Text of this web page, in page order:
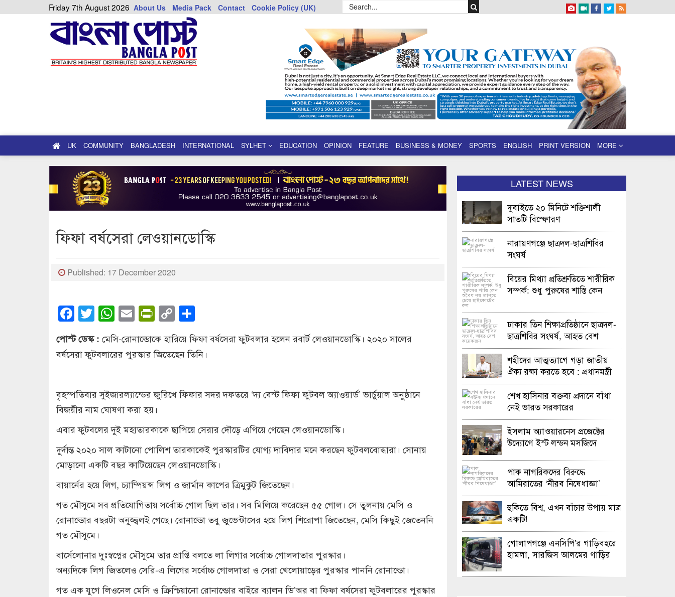
Friday 7th August 2026 About Us Media Pack Contact Cookie Policy (UK)
UK COMMUNITY BANGLADESH INTERNATIONAL SYLHET EDUCATION OPINION FEATURE BUSINESS & MONEY SPORTS ENGLISH PRINT VERSION MORE
ফিফা বর্ষসেরা লেওয়ানডোস্কি
Published: 17 December 2020
Facebook
Twitter
WhatsApp
EmailPrintFriendly
Copy
Link
পোস্ট ডেস্ক : মেসি-রোনাল্ডোকে হারিয়ে ফিফা বর্ষসেরা ফুটবলার হলেন রবার্ট লেওয়ানডোস্কি। ২০২০ সালের
বর্ষসেরা ফুটবলারের পুরস্কার জিতেছেন তিনি।
বৃহস্পতিবার সুইজারল্যান্ডের জুরিখে ফিফার সদর দফতরে ‘দ্য বেস্ট ফিফা ফুটবল অ্যাওয়ার্ড’ ভার্চুয়াল অনুষ্ঠানে
বিজয়ীর নাম ঘোষণা করা হয়।
এবার ফুটবলের দুই মহাতারকাকে ছাপিয়ে সেরার দৌড়ে এগিয়ে গেছেন লেওয়ানডোস্কি।
দুর্দান্ত ২০২০ সাল কাটানো পোলিশ তারকাকেই পুরস্কারটির যোগ্য দাবিদার মনে করছেন ফুটবলবোদ্ধারা। সোনায়
মোড়ানো একটি বছর কাটিয়েছেন লেওয়ানডোস্কি।
বায়ার্নের হয়ে লিগ, চ্যাম্পিয়ন্স লিগ ও জার্মান কাপের ত্রিমুকুট জিতেছেন।
গত মৌসুমে সব প্রতিযোগিতায় সর্বোচ্চ গোল ছিল তার। সব মিলিয়ে করেছেন ৫৫ গোল। সে তুলনায় মেসি ও
রোনাল্ডোর বছরটা অনুজ্জ্বলই গেছে। রোনাল্ডো তবু জুভেন্টাসের হয়ে লিগ শিরোপা জিতেছেন, মেসি কিছুই জেতেননি
গত মৌসুমে।
বার্সেলোনার দুঃস্বপ্নের মৌসুমে তার প্রাপ্তি বলতে লা লিগার সর্বোচ্চ গোলদাতার পুরস্কার।
অন্যদিকে লিগ জিতলেও সেরি-এ লিগের সর্বোচ্চ গোলদাতা ও সেরা খেলোয়াড়ের পুরস্কার পাননি রোনাল্ডো।
গত এক যুগে লিওনেল মেসি ও ক্রিশ্চিয়ানো রোনাল্ডোর বাইরে ব্যালন ডি’অর বা ফিফা বর্ষসেরা ফুটবলারের পুরস্কার
LATEST NEWS
দুবাইতে ২০ মিনিটে শক্তিশালী
সাতটি বিস্ফোরণ
নারায়ণগঞ্জে ছাত্রদল-ছাত্রশিবির
সংঘর্ষ
বিয়ের মিথ্যা প্রতিশ্রুতিতে শারীরিক
সম্পর্ক: শুধু পুরুষের শাস্তি কেন
রুল
ঢাকার তিন শিক্ষাপ্রতিষ্ঠানে ছাত্রদল-
ছাত্রশিবির সংঘর্ষ, আহত বেশ
কয়েকজন
শহীদের আত্মত্যাগে গড়া জাতীয়
ঐক্য রক্ষা করতে হবে : প্রধানমন্ত্রী
শেখ হাসিনার বক্তব্য প্রদানে বাঁধা
নেই ভারত সরকারের
ইসলাম অ্যাওয়ারনেস প্রজেক্টের
উদ্যোগে ইস্ট লন্ডন মসজিদে
ও এক্সিবিশন
পাক নাগরিকদের বিরুদ্ধে
আমিরাতের ‘নীরব নিষেধাজ্ঞা’
হুকিতে বিশ্ব, এখন বাঁচার উপায় মাত্র
একটি!
গোলাপগঞ্জে এনসিপি’র গাড়িবহরে
হামলা, সারজিস আলমের গাড়ির